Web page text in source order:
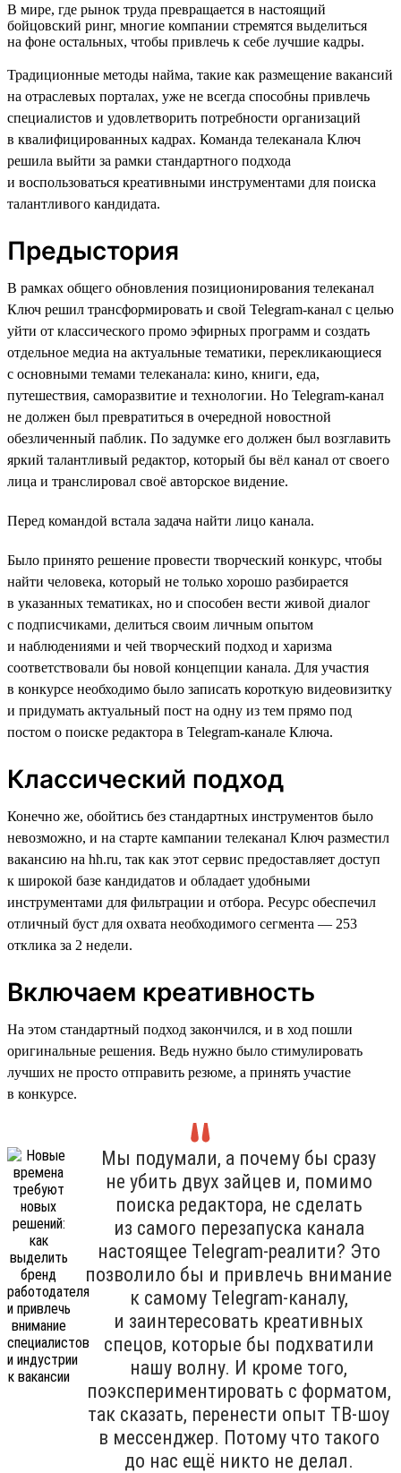
В мире, где рынок труда превращается в настоящий
бойцовский ринг, многие компании стремятся выделиться
на фоне остальных, чтобы привлечь к себе лучшие кадры.
Традиционные методы найма, такие как размещение вакансий
на отраслевых порталах, уже не всегда способны привлечь
специалистов и удовлетворить потребности организаций
в квалифицированных кадрах. Команда телеканала Ключ
решила выйти за рамки стандартного подхода
и воспользоваться креативными инструментами для поиска
талантливого кандидата.
Предыстория
В рамках общего обновления позиционирования телеканал
Ключ решил трансформировать и свой Telegram-канал с целью
уйти от классического промо эфирных программ и создать
отдельное медиа на актуальные тематики, перекликающиеся
с основными темами телеканала: кино, книги, еда,
путешествия, саморазвитие и технологии. Но Telegram-канал
не должен был превратиться в очередной новостной
обезличенный паблик. По задумке его должен был возглавить
яркий талантливый редактор, который бы вёл канал от своего
лица и транслировал своё авторское видение.
Перед командой встала задача найти лицо канала.
Было принято решение провести творческий конкурс, чтобы
найти человека, который не только хорошо разбирается
в указанных тематиках, но и способен вести живой диалог
с подписчиками, делиться своим личным опытом
и наблюдениями и чей творческий подход и харизма
соответствовали бы новой концепции канала. Для участия
в конкурсе необходимо было записать короткую видеовизитку
и придумать актуальный пост на одну из тем прямо под
постом о поиске редактора в Telegram-канале Ключа.
Классический подход
Конечно же, обойтись без стандартных инструментов было
невозможно, и на старте кампании телеканал Ключ разместил
вакансию на hh.ru, так как этот сервис предоставляет доступ
к широкой базе кандидатов и обладает удобными
инструментами для фильтрации и отбора. Ресурс обеспечил
отличный буст для охвата необходимого сегмента — 253
отклика за 2 недели.
Включаем креативность
На этом стандартный подход закончился, и в ход пошли
оригинальные решения. Ведь нужно было стимулировать
лучших не просто отправить резюме, а принять участие
в конкурсе.
Мы подумали, а почему бы сразу
не убить двух зайцев и, помимо
поиска редактора, не сделать
из самого перезапуска канала
настоящее Telegram-реалити? Это
позволило бы и привлечь внимание
к самому Telegram-каналу,
и заинтересовать креативных
спецов, которые бы подхватили
нашу волну. И кроме того,
поэкспериментировать с форматом,
так сказать, перенести опыт ТВ-шоу
в мессенджер. Потому что такого
до нас ещё никто не делал.